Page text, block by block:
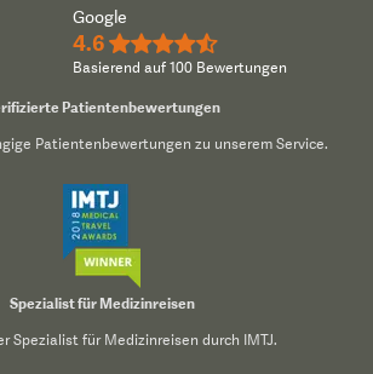
Google
4.6 ★★★★½
Basierend auf 100 Bewertungen
Patientenbewertungen
Patientenbewertungen zu unserem Service.
Spezialist für Medizinreisen
Spezialist für Medizinreisen durch IMTJ.